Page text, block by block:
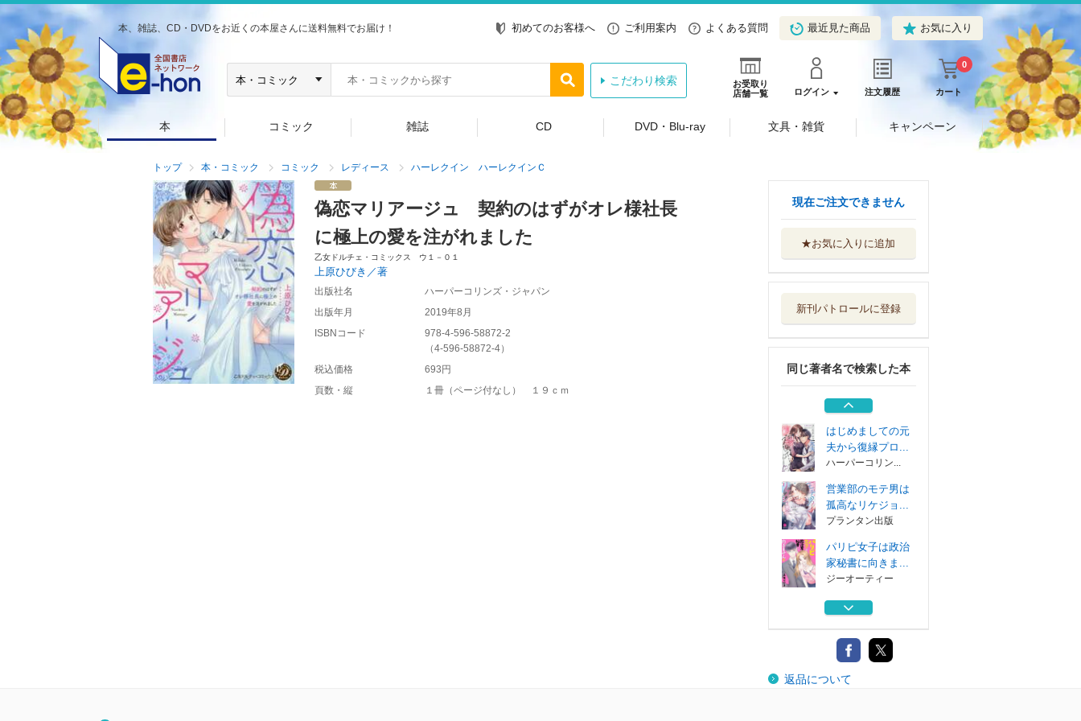
本、雑誌、CD・DVDをお近くの本屋さんに送料無料でお届け！ 初めてのお客様へ ご利用案内 よくある質問 最近見た商品 お気に入り
お受取り
店舗一覧
ログイン 注文履歴 カート
0
こだわり検索
本 コミック 雑誌 CD DVD・Blu-ray 文具・雑貨 キャンペーン
トップ 本・コミック コミック レディース ハーレクイン ハーレクインＣ
偽恋マリアージュ 契約のはずがオレ様社長
に極上の愛を注がれました
乙女ドルチェ・コミックス ウ１－０１
上原ひびき／著
出版社名
ハーパーコリンズ・ジャパン
出版年月
2019年8月
ISBNコード
978-4-596-58872-2
（4-596-58872-4）
税込価格
693円
頁数・縦
１冊（ページ付なし） １９ｃｍ
現在ご注文できません
★お気に入りに追加
新刊パトロールに登録
同じ著者名で検索した本
パリピ女子は政治
家秘書に向きま...
許されざるプロポ
アルファポリス
囚われのエンゲー
ジ
アルファポリス
はじめましての元
夫から復縁プロ...
ハーパーコリン...
営業部のモテ男は
孤高なリケジョ...
プランタン出版
パリピ女子は政治
家秘書に向きま...
ジーオーティー
許されざるプロポ
アルファポリス
囚われのエンゲー
ジ
返品について